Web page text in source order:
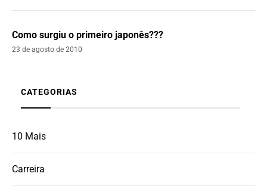
Como surgiu o primeiro japonês???
23 de agosto de 2010
CATEGORIAS
10 Mais
Carreira